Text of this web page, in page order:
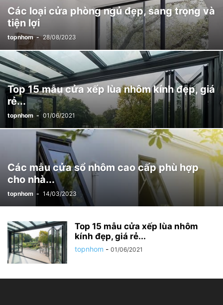
Các loại cửa phòng ngủ đẹp, sang trọng và
tiện lợi
topnhom - 28/08/2023
Top 15 mẫu cửa xếp lùa nhôm kính đẹp, giá
rẻ...
topnhom - 01/06/2021
Các mẫu cửa sổ nhôm cao cấp phù hợp
cho nhà...
topnhom - 14/03/2023
Top 15 mẫu cửa xếp lùa nhôm
kính đẹp, giá rẻ...
topnhom - 01/06/2021